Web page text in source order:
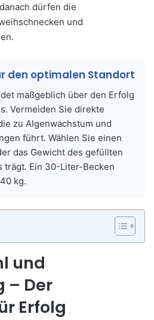
dürfen die
und
den optimalen Standort
maßgeblich über den Erfolg
Vermeiden Sie direkte
zu Algenwachstum und
führt. Wählen Sie einen
das Gewicht des gefüllten
trägt. Ein 30-Liter-Becken
kg.
und
– Der
Erfolg